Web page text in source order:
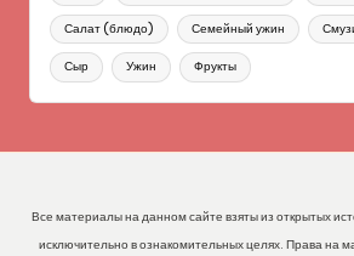
Салат (блюдо) Семейный ужин
Сыр Ужин Фрукты
Все материалы на данном сайте взяты из открытых
исключительно в ознакомительных целях. Права на